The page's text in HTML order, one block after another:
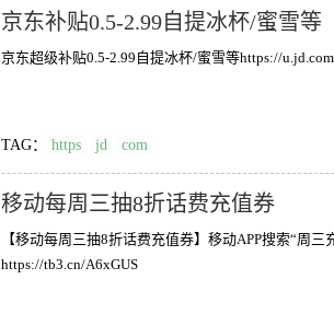
京东补贴0.5-2.99自提冰杯/蜜雪等
京东超级补贴0.5-2.99自提冰杯/蜜雪等https://
TAG： https jd com
移动每周三抽8折话费充值券
【移动每周三抽8折话费充值券】移动APP搜索“周
https://tb3.cn/A6xGUS